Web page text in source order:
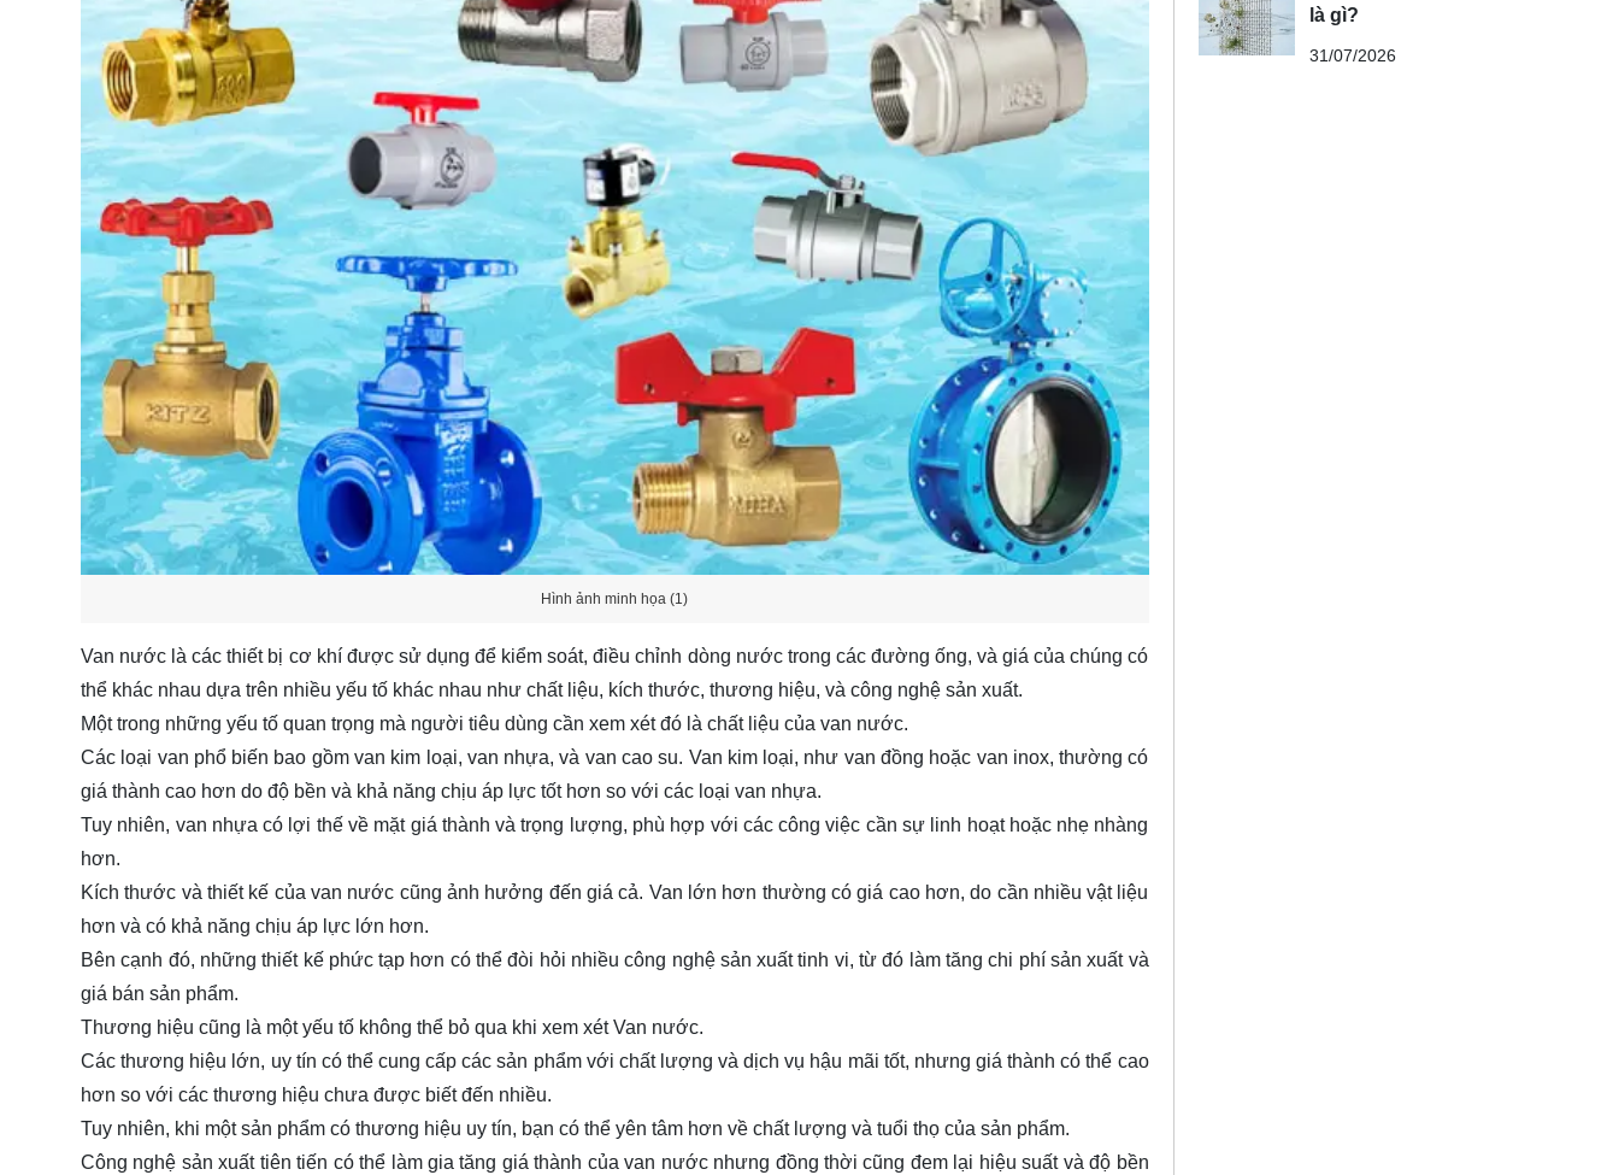
Hình ảnh minh họa (1)
Van nước là các thiết bị cơ khí được sử dụng để kiểm soát, điều chỉnh dòng nước trong các đường ống, và giá của chúng có
thể khác nhau dựa trên nhiều yếu tố khác nhau như chất liệu, kích thước, thương hiệu, và công nghệ sản xuất.
Một trong những yếu tố quan trọng mà người tiêu dùng cần xem xét đó là chất liệu của van nước.
Các loại van phổ biến bao gồm van kim loại, van nhựa, và van cao su. Van kim loại, như van đồng hoặc van inox, thường có
giá thành cao hơn do độ bền và khả năng chịu áp lực tốt hơn so với các loại van nhựa.
Tuy nhiên, van nhựa có lợi thế về mặt giá thành và trọng lượng, phù hợp với các công việc cần sự linh hoạt hoặc nhẹ nhàng
hơn.
Kích thước và thiết kế của van nước cũng ảnh hưởng đến giá cả. Van lớn hơn thường có giá cao hơn, do cần nhiều vật liệu
hơn và có khả năng chịu áp lực lớn hơn.
Bên cạnh đó, những thiết kế phức tạp hơn có thể đòi hỏi nhiều công nghệ sản xuất tinh vi, từ đó làm tăng chi phí sản xuất và
giá bán sản phẩm.
Thương hiệu cũng là một yếu tố không thể bỏ qua khi xem xét Van nước.
Các thương hiệu lớn, uy tín có thể cung cấp các sản phẩm với chất lượng và dịch vụ hậu mãi tốt, nhưng giá thành có thể cao
hơn so với các thương hiệu chưa được biết đến nhiều.
Tuy nhiên, khi một sản phẩm có thương hiệu uy tín, bạn có thể yên tâm hơn về chất lượng và tuổi thọ của sản phẩm.
Công nghệ sản xuất tiên tiến có thể làm gia tăng giá thành của van nước nhưng đồng thời cũng đem lại hiệu suất và độ bền
là gì?
31/07/2026